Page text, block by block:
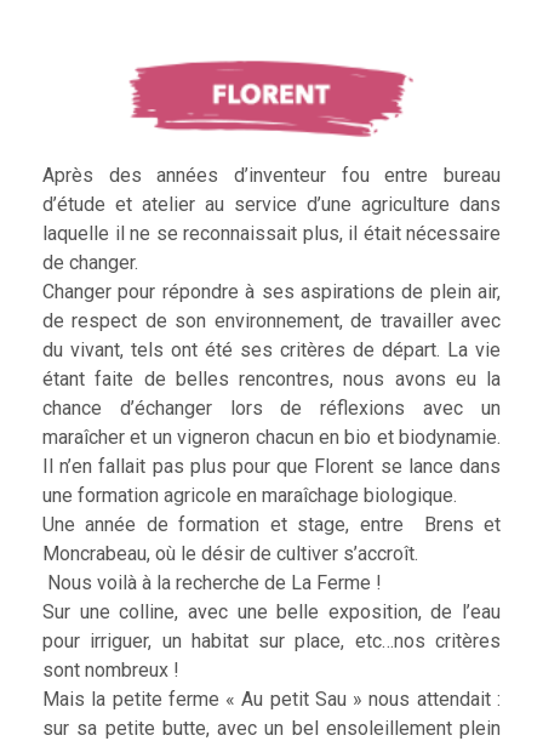
Après des années d’inventeur fou entre bureau
d’étude et atelier au service d’une agriculture dans
laquelle il ne se reconnaissait plus, il était nécessaire
de changer.
Changer pour répondre à ses aspirations de plein air,
de respect de son environnement, de travailler avec
du vivant, tels ont été ses critères de départ. La vie
étant faite de belles rencontres, nous avons eu la
chance d’échanger lors de réflexions avec un
maraîcher et un vigneron chacun en bio et biodynamie.
Il n’en fallait pas plus pour que Florent se lance dans
une formation agricole en maraîchage biologique.
Une année de formation et stage, entre Brens et
Moncrabeau, où le désir de cultiver s’accroît.
Nous voilà à la recherche de La Ferme !
Sur une colline, avec une belle exposition, de l’eau
pour irriguer, un habitat sur place, etc…nos critères
sont nombreux !
Mais la petite ferme « Au petit Sau » nous attendait :
sur sa petite butte, avec un bel ensoleillement plein